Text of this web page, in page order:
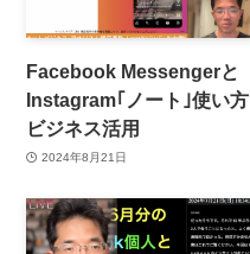
Facebook Messengerと
Instagram｢ノート｣使い方
ビジネス活用
2024年8月21日